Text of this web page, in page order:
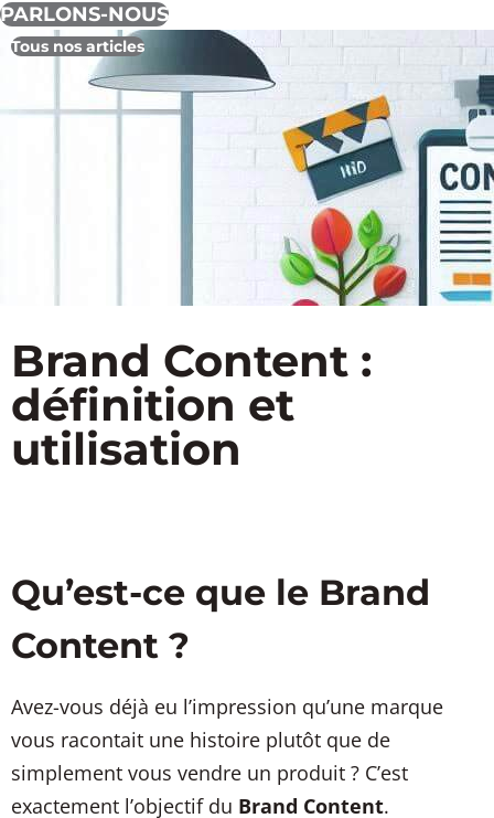
PARLONS-NOUS
Tous nos articles
Brand Content :
définition et
utilisation
Qu’est-ce que le Brand
Content ?
Avez-vous déjà eu l’impression qu’une marque
vous racontait une histoire plutôt que de
simplement vous vendre un produit ? C’est
exactement l’objectif du Brand Content.